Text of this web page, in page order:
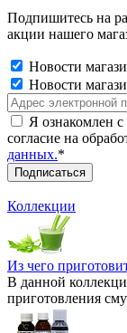
Подпишитесь на
акции нашего
Новости
Новости
Я ознакомлен с
согласие на
данных.*
Коллекции
Из чего
В данной
приготовления